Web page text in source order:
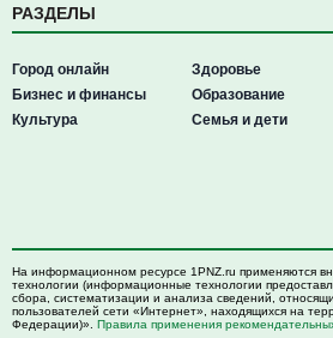
РАЗДЕЛЫ
Город онлайн
Бизнес и финансы
Культура
Здоровье
Образование
Семья и дети
На информационном ресурсе 1PNZ.ru применяются
технологии (информационные технологии
сбора, систематизации и анализа сведений,
пользователей сети «Интернет», находящихся на
Федерации)». Правила применения